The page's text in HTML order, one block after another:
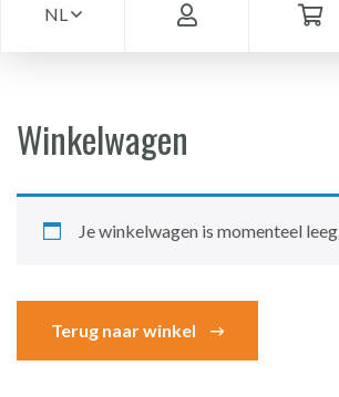
NL
Winkelwagen
Je winkelwagen is momenteel
Terug naar winkel